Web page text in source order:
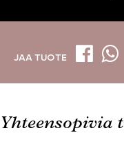
JAA TUOTE
Yhteensopivia